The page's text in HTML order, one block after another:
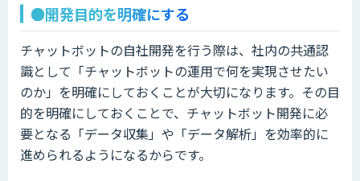
●開発目的を明確にする
チャットボットの自社開発を行う際は、社内の共通認
識として「チャットボットの運用で何を実現させたい
のか」を明確にしておくことが大切になります。その目
的を明確にしておくことで、チャットボット開発に必
要となる「データ収集」や「データ解析」を効率的に
進められるようになるからです。